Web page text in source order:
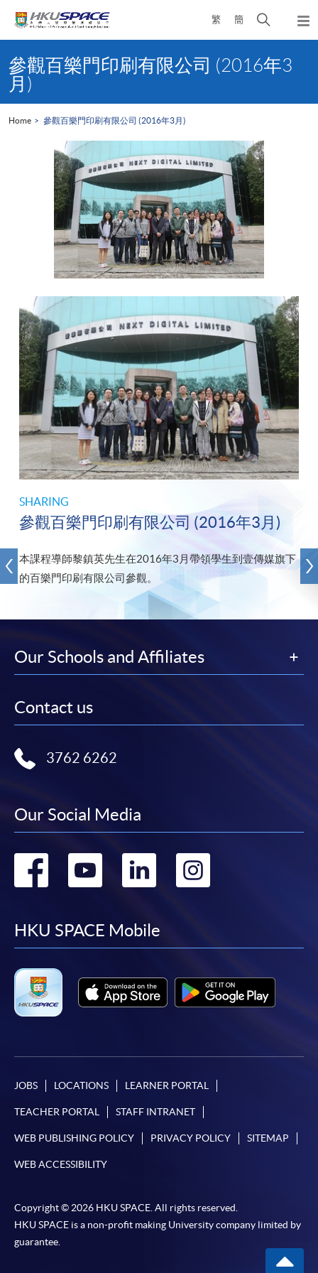
繁 簡
Open
search
panel
content
start參觀百樂門印刷有限公司 (2016年3
月)
Home 參觀百樂門印刷有限公司 (2016年3月)
SHARING
參觀百樂門印刷有限公司 (2016年3月)
本課程導師黎鎮英先生在2016年3月帶領學生到壹傳媒旗下
的百樂門印刷有限公司參觀。
Our Schools and Affiliates
Contact us
3762 6262
Our Social Media
Go
facebook
Go
youtube
Go
linkedin
Go
HKU SPACE Mobile
JOBS LOCATIONS LEARNER PORTAL
TEACHER PORTAL STAFF INTRANET
WEB PUBLISHING POLICY PRIVACY POLICY SITEMAP
WEB ACCESSIBILITY
Copyright © 2026 HKU SPACE. All rights reserved.
HKU SPACE is a non-profit making University company limited by
guarantee.